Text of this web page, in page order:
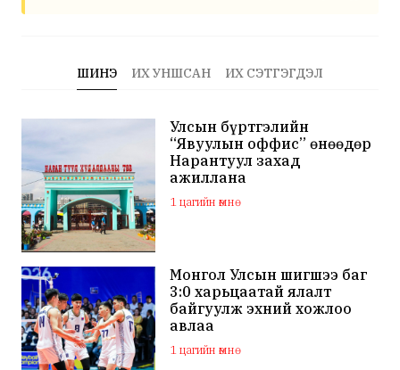
ШИНЭ ИХ УНШСАН ИХ СЭТГЭГДЭЛ
Улсын бүртгэлийн
“Явуулын оффис” өнөөдөр
Нарантуул захад
ажиллана
1 цагийн өмнө
Монгол Улсын шигшээ баг
3:0 харьцаатай ялалт
байгуулж эхний хожлоо
авлаа
1 цагийн өмнө